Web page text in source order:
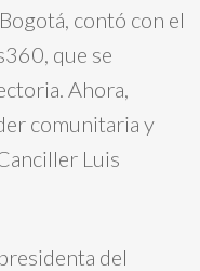
contó con el
que se
Ahora,
comunitaria y
Luis
del